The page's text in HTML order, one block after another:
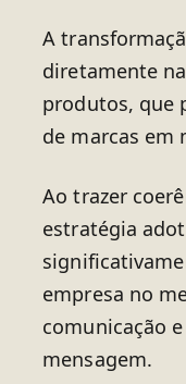
A
diretamente
produtos, que
de marcas em
Ao trazer
estratégia
empresa no
comunicação
mensagem.